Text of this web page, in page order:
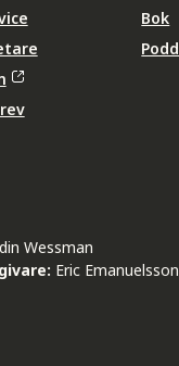
Bok
Podd
Wessman
Eric Emanuelsson